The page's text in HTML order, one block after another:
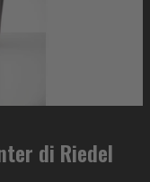
di Riedel